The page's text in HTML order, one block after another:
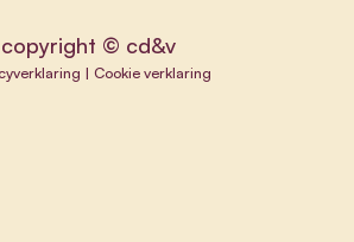
copyright © cd&v
| Cookie verklaring